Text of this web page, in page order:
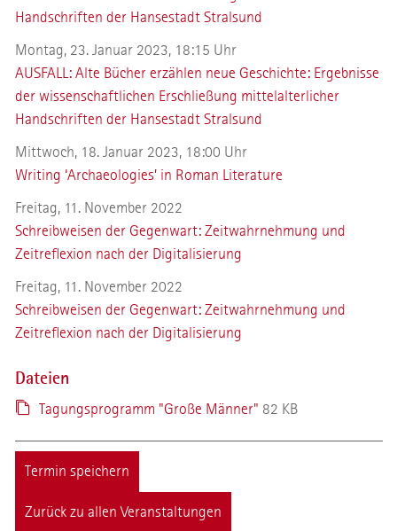
Handschriften der Hansestadt Stralsund
Montag, 23. Januar 2023, 18:15 Uhr
AUSFALL: Alte Bücher erzählen neue Geschichte: Ergebnisse
der wissenschaftlichen Erschließung mittelalterlicher
Handschriften der Hansestadt Stralsund
Mittwoch, 18. Januar 2023, 18:00 Uhr
Writing ‘Archaeologies’ in Roman Literature
Freitag, 11. November 2022
Schreibweisen der Gegenwart: Zeitwahrnehmung und
Zeitreflexion nach der Digitalisierung
Freitag, 11. November 2022
Schreibweisen der Gegenwart: Zeitwahrnehmung und
Zeitreflexion nach der Digitalisierung
Dateien
Tagungsprogramm "Große Männer" 82 KB
Termin speichern
Zurück zu allen Veranstaltungen